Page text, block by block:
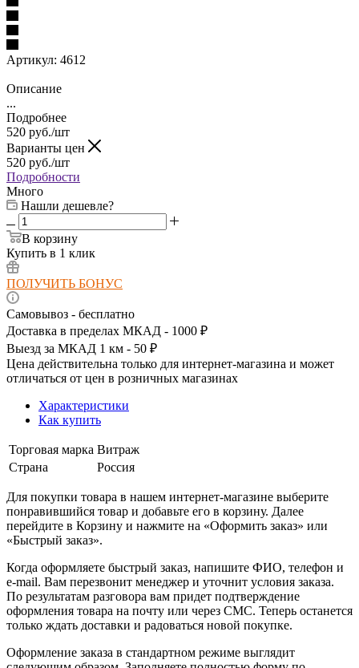
Артикул: 4612
Описание
...
Подробнее
520 руб./шт
Варианты цен
520 руб./шт
Подробности
Много
Нашли дешевле?
В корзину
Купить в 1 клик
ПОЛУЧИТЬ БОНУС
Самовывоз - бесплатно
Доставка в пределах МКАД - 1000 ₽
Выезд за МКАД 1 км - 50 ₽
Цена действительна только для интернет-магазина и может
отличаться от цен в розничных магазинах
Характеристики
Как купить
Торговая марка Витраж
Страна
Россия
Для покупки товара в нашем интернет-магазине выберите
понравившийся товар и добавьте его в корзину. Далее
перейдите в Корзину и нажмите на «Оформить заказ» или
«Быстрый заказ».
Когда оформляете быстрый заказ, напишите ФИО, телефон и
e-mail. Вам перезвонит менеджер и уточнит условия заказа.
По результатам разговора вам придет подтверждение
оформления товара на почту или через СМС. Теперь останется
только ждать доставки и радоваться новой покупке.
Оформление заказа в стандартном режиме выглядит